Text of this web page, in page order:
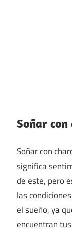
Soñar
Soñar con
significa
de este, pero
las
el sueño, ya
encuentran